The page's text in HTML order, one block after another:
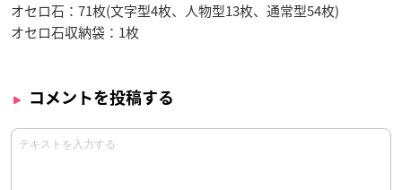
オセロ石：71枚(文字型4枚、人物型13枚、通常型54枚)
オセロ石収納袋：1枚
コメントを投稿する